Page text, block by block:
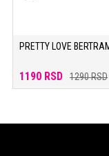
PRETTY LOVE
1190 RSD 1290 RSD